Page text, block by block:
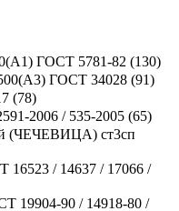
ГОСТ 5781-82 (130)
ГОСТ 34028 (91)
(78)
2006 / 535-2005 (65)
(ЧЕЧЕВИЦА) ст3сп
16523 / 14637 / 17066 /
19904-90 / 14918-80 /